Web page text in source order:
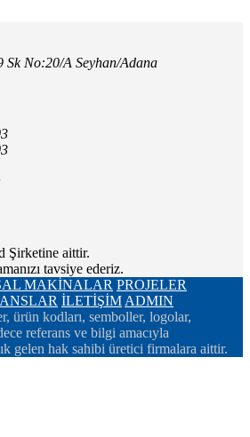
Sk No:20/A Seyhan/Adana
Şirketine aittir.
tavsiye ederiz.
MAKİNALAR PROJELER
İLETİŞİM ADMIN
ürün kodları, semboller, logolar,
referans ve bilgi amacıyla
gelen hak sahibi üretici firmalara aittir.